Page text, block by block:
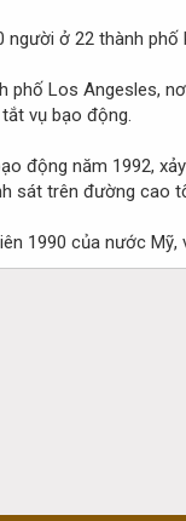
người ở 22 thành
phố Los Angesles,
vụ bạo động.
động năm 1992,
sát trên đường cao
1990 của nước